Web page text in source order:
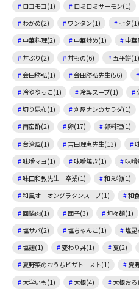
ロコモコ(1)
ロミロミサーモン(1)
わかめ(2)
ワンタン(1) 七夕(1)
中華料理(2)
中華炒め(1) 中華
丼ぶり(2)
丼もの(6) 五平餅(1)
会田勝弘(1)
会田勝弘先生(56)
冷ややっこ(1)
冷製スープ(1)
切り昆布(1)
刈屋ナシのサラダ(1)
南蛮酢(2)
卵(17) 卵料理(1)
台湾風(1)
吉田理恵先生(13)
味噌マヨ(1)
味噌焼き(1) 味噌
味田和教先生 卒業(1)
和え物(1)
和風オニオングラタンスープ(1)
和
回鍋肉(1)
団子(3) 坦々麺(1)
塩サバ(2)
塩ちゃんこ(1) 塩昆
塩麹(1)
変わり丼(1) 夏(2)
夏野菜のおうちピザトースト(1)
夏
大学いも(1)
大根(4) 大根お